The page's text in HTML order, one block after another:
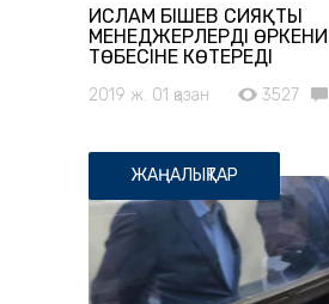
ИСЛАМ ӘБІШЕВ СИЯҚТЫ
МЕНЕДЖЕРЛЕРДІ
ТӨБЕСІНЕ КӨТЕРЕДІ
2019 ж. 01 қазан 3527
ЖАҢАЛЫҚТАР